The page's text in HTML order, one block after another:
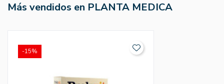
Más vendidos en PLANTA MEDICA
-15%